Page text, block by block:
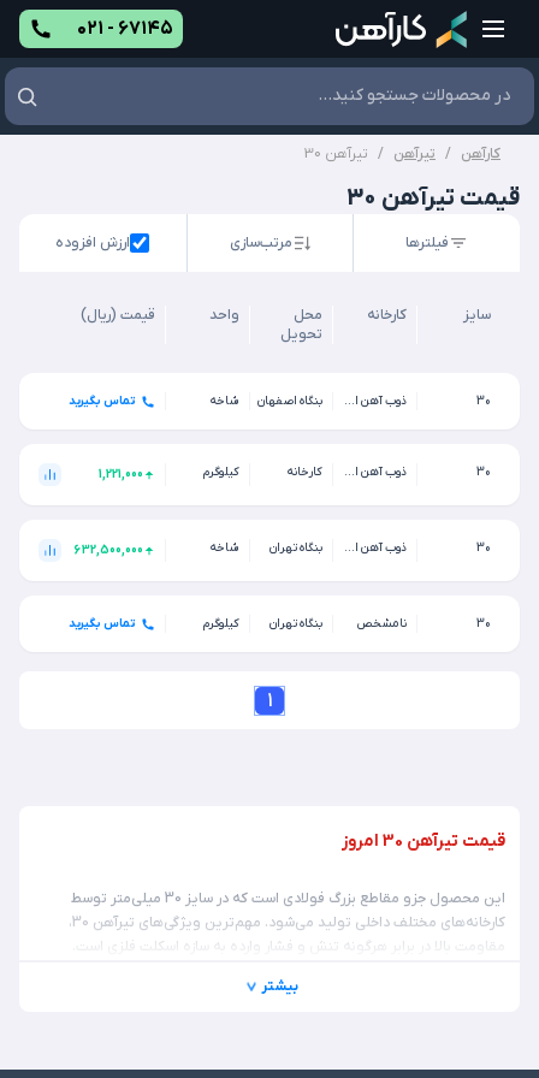
۰۲۱ - ۶۷۱۴۵
کارآهن / تیرآهن / تیرآهن 30
قیمت تیرآهن 30
فیلترها مرتب‌سازی ارزش افزوده
سایز کارخانه
محل
تحویل
واحد قیمت (ریال)
30 ذوب آهن اصفهان بنگاه اصفهان شاخه تماس بگیرید
30 ذوب آهن اصفهان کارخانه کیلوگرم 1,221,000
30 ذوب آهن اصفهان بنگاه تهران شاخه 632,500,000
30 نامشخص بنگاه تهران کیلوگرم تماس بگیرید
1
قیمت تیرآهن 30 امروز
این محصول جزو مقاطع بزرگ فولادی است که در سایز 30 میلی‌متر توسط
کارخانه‌های مختلف داخلی تولید می‌شود. مهم‌ترین ویژگی‌های تیرآهن 30،
مقاومت بالا در برابر هرگونه تنش و فشار وارده به سازه اسکلت فلزی است.
محصول بهترین گزینه است. زیرا از نظر استحکام در موقعیت بسیار خوبی قرار
بیشتر